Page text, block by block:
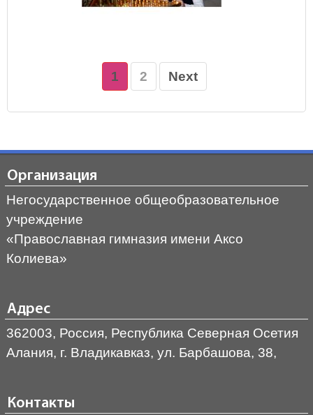
1 2 Next
Организация
Негосударственное общеобразовательное
учреждение
«Православная гимназия имени Аксо
Колиева»
Адрес
362003, Россия, Республика Северная Осетия
Алания, г. Владикавказ, ул. Барбашова, 38,
Контакты